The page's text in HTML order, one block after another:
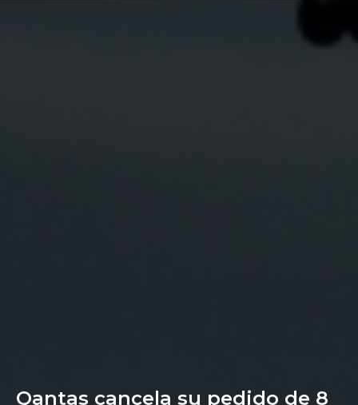
Qantas cancela su pedido de 8